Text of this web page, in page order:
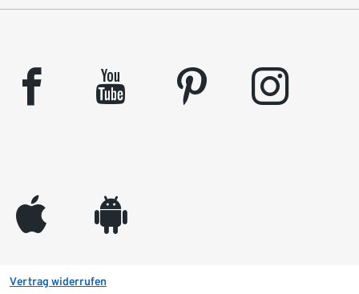
facebook youtube pinterest instagram
appleinc android
Vertrag widerrufen